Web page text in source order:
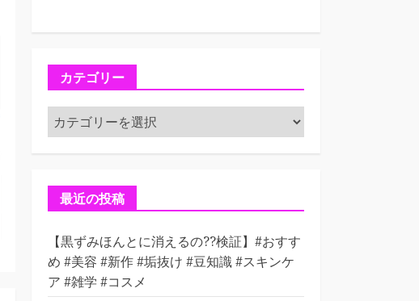
カテゴリー
カ
テ
ゴ
ー最近の投稿
【黒ずみほんとに消えるの??検証】#おすす
め #美容 #新作 #垢抜け #豆知識 #スキンケ
ア #雑学 #コスメ